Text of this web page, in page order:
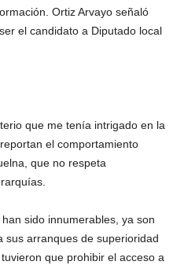
Ortiz Arvayo señaló
el candidato a Diputado local
que me tenía intrigado en la
el comportamiento
que no respeta
sido innumerables, ya son
sus arranques de superioridad
que prohibir el acceso a